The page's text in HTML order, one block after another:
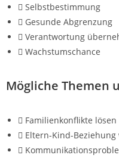
Selbstbestimmung
Gesunde Abgrenzung
Verantwortung
Wachstumschance
Mögliche Themen
Familienkonflikte lösen
Eltern-Kind-Beziehung